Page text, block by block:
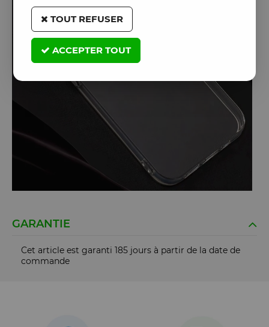
GARANTIE
Cet article est garanti 185 jours à partir de la date de
commande
TOUT REFUSER
ACCEPTER TOUT